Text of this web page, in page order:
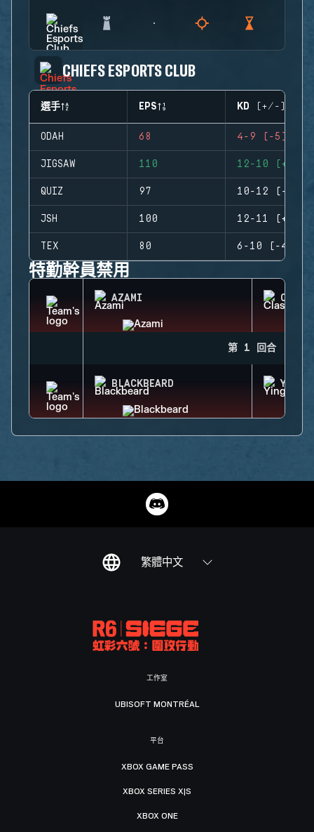
CHIEFS ESPORTS CLUB
選手 EPS KD (+/-)
ODAH 68 4-9 (-5)
JIGSAW 110 12-10 (+2)
QUIZ 97 10-12 (-2)
JSH 100 12-11 (+1)
TEX 80 6-10 (-4)
特勤幹員禁用
AZAMI CLASH
第 1 回合
BLACKBEARD YING
繁體中文
工作室
UBISOFT MONTRÉAL
平台
XBOX GAME PASS
XBOX SERIES X|S
XBOX ONE